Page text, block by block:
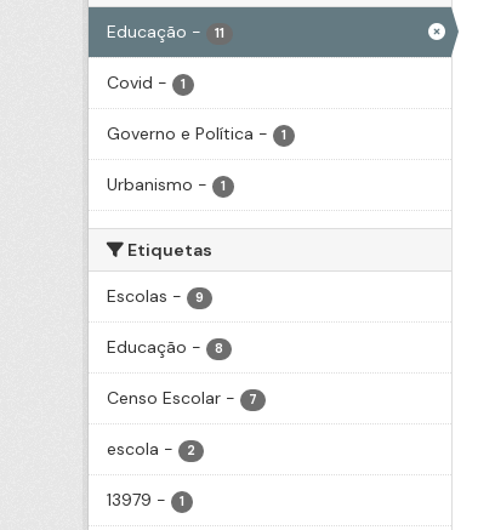
Educação - 11
Covid - 1
Governo e Política - 1
Urbanismo - 1
Etiquetas
Escolas - 9
Educação - 8
Censo Escolar - 7
escola - 2
13979 - 1